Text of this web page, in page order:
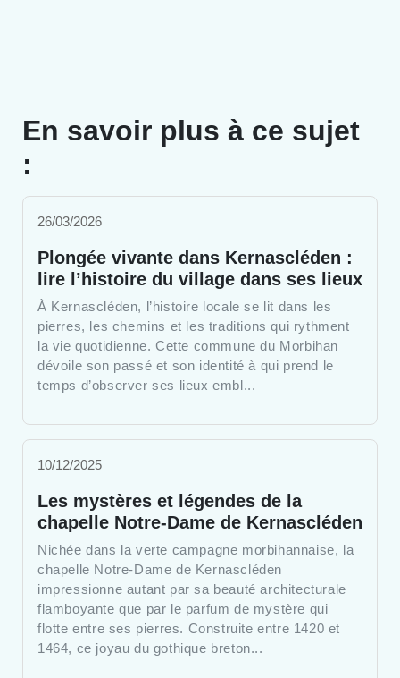
En savoir plus à ce sujet
:
26/03/2026
Plongée vivante dans Kernascléden :
lire l’histoire du village dans ses lieux
À Kernascléden, l’histoire locale se lit dans les
pierres, les chemins et les traditions qui rythment
la vie quotidienne. Cette commune du Morbihan
dévoile son passé et son identité à qui prend le
temps d’observer ses lieux embl...
10/12/2025
Les mystères et légendes de la
chapelle Notre-Dame de Kernascléden
Nichée dans la verte campagne morbihannaise, la
chapelle Notre-Dame de Kernascléden
impressionne autant par sa beauté architecturale
flamboyante que par le parfum de mystère qui
flotte entre ses pierres. Construite entre 1420 et
1464, ce joyau du gothique breton...